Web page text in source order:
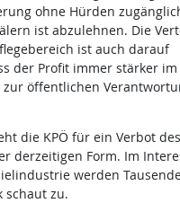
ohne Hürden
ist abzulehnen. Die
ist auch darauf
der Profit immer stärker
zur öffentlichen
die KPÖ für ein Verbot
derzeitigen Form. Im
werden
schaut zu.